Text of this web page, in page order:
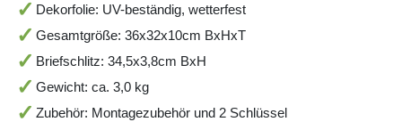
Dekorfolie: UV-beständig, wetterfest
Gesamtgröße: 36x32x10cm BxHxT
Briefschlitz: 34,5x3,8cm BxH
Gewicht: ca. 3,0 kg
Zubehör: Montagezubehör und 2 Schlüssel